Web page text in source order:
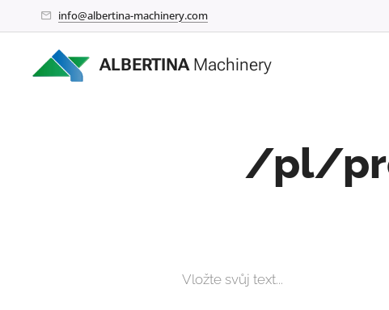
info@albertina-machinery.com
ALBERTINA Machinery
/pl/
Vložte svůj text...